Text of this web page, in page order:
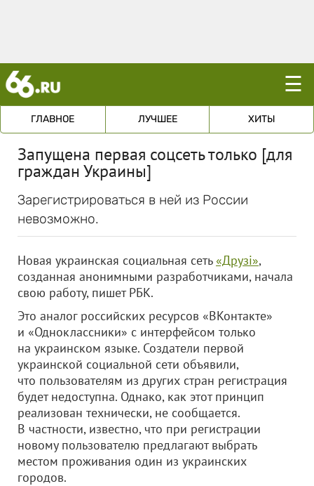
☰
ГЛАВНОЕ ЛУЧШЕЕ ХИТЫ
Запущена первая соцсеть только [для
граждан Украины]
Зарегистрироваться в ней из России
невозможно.
Новая украинская социальная сеть«Друзi»,
созданная анонимными разработчиками, начала
свою работу, пишет РБК.
Это аналог российских ресурсов «ВКонтакте»
и «Одноклассники» с интерфейсом только
на украинском языке. Создатели первой
украинской социальной сети объявили,
что пользователям из других стран регистрация
будет недоступна. Однако, как этот принцип
реализован технически, не сообщается.
В частности, известно, что при регистрации
новому пользователю предлагают выбрать
местом проживания один из украинских
городов.